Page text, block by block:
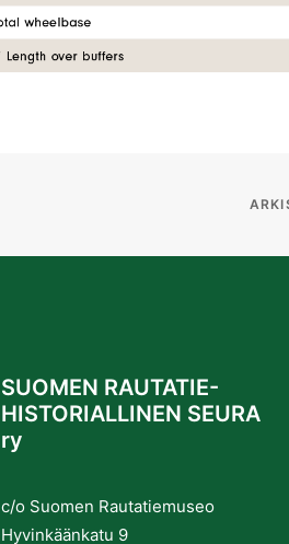
SUOMEN RAUTATIE-
HISTORIALLINEN SEURA
ry
c/o Suomen Rautatiemuseo
Hyvinkäänkatu 9